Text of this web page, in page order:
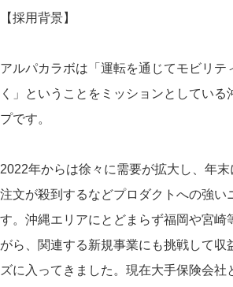
【採用背景】
アルパカラボは「運転を通じてモビリテ
く」ということをミッションとしている
プです。
2022年からは徐々に需要が拡大し、年
注文が殺到するなどプロダクトへの強い
す。沖縄エリアにとどまらず福岡や宮崎
がら、関連する新規事業にも挑戦して収
ズに入ってきました。現在大手保険会社